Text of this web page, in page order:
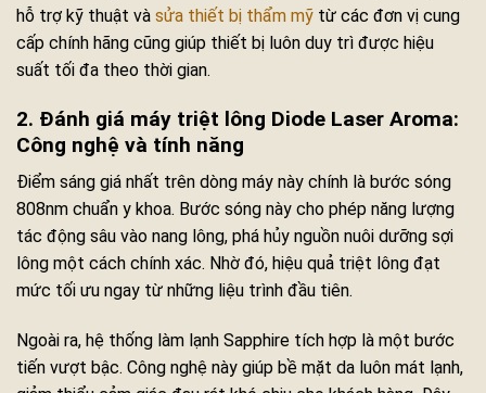
hỗ trợ kỹ thuật và sửa thiết bị thẩm mỹ từ các đơn vị cung
cấp chính hãng cũng giúp thiết bị luôn duy trì được hiệu
suất tối đa theo thời gian.
2. Đánh giá máy triệt lông Diode Laser Aroma:
Công nghệ và tính năng
Điểm sáng giá nhất trên dòng máy này chính là bước sóng
808nm chuẩn y khoa. Bước sóng này cho phép năng lượng
tác động sâu vào nang lông, phá hủy nguồn nuôi dưỡng sợi
lông một cách chính xác. Nhờ đó, hiệu quả triệt lông đạt
mức tối ưu ngay từ những liệu trình đầu tiên.
Ngoài ra, hệ thống làm lạnh Sapphire tích hợp là một bước
tiến vượt bậc. Công nghệ này giúp bề mặt da luôn mát lạnh,